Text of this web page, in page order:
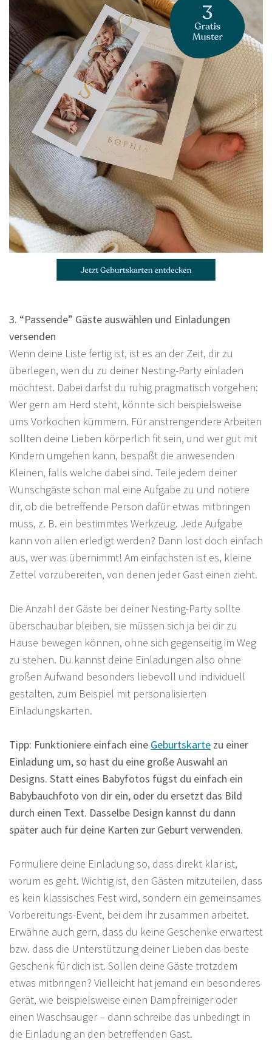
3. “Passende” Gäste auswählen und Einladungen
versenden
Wenn deine Liste fertig ist, ist es an der Zeit, dir zu
überlegen, wen du zu deiner Nesting-Party einladen
möchtest. Dabei darfst du ruhig pragmatisch vorgehen:
Wer gern am Herd steht, könnte sich beispielsweise
ums Vorkochen kümmern. Für anstrengendere Arbeiten
sollten deine Lieben körperlich fit sein, und wer gut mit
Kindern umgehen kann, bespaßt die anwesenden
Kleinen, falls welche dabei sind. Teile jedem deiner
Wunschgäste schon mal eine Aufgabe zu und notiere
dir, ob die betreffende Person dafür etwas mitbringen
muss, z. B. ein bestimmtes Werkzeug. Jede Aufgabe
kann von allen erledigt werden? Dann lost doch einfach
aus, wer was übernimmt! Am einfachsten ist es, kleine
Zettel vorzubereiten, von denen jeder Gast einen zieht.
Die Anzahl der Gäste bei deiner Nesting-Party sollte
überschaubar bleiben, sie müssen sich ja bei dir zu
Hause bewegen können, ohne sich gegenseitig im Weg
zu stehen. Du kannst deine Einladungen also ohne
großen Aufwand besonders liebevoll und individuell
gestalten, zum Beispiel mit personalisierten
Einladungskarten.
Tipp: Funktioniere einfach eine Geburtskarte zu einer
Einladung um, so hast du eine große Auswahl an
Designs. Statt eines Babyfotos fügst du einfach ein
Babybauchfoto von dir ein, oder du ersetzt das Bild
durch einen Text. Dasselbe Design kannst du dann
später auch für deine Karten zur Geburt verwenden.
Formuliere deine Einladung so, dass direkt klar ist,
worum es geht. Wichtig ist, den Gästen mitzuteilen, dass
es kein klassisches Fest wird, sondern ein gemeinsames
Vorbereitungs-Event, bei dem ihr zusammen arbeitet.
Erwähne auch gern, dass du keine Geschenke erwartest
bzw. dass die Unterstützung deiner Lieben das beste
Geschenk für dich ist. Sollen deine Gäste trotzdem
etwas mitbringen? Vielleicht hat jemand ein besonderes
Gerät, wie beispielsweise einen Dampfreiniger oder
einen Waschsauger – dann schreibe das unbedingt in
die Einladung an den betreffenden Gast.